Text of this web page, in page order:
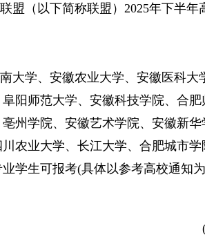
盟（以下简称联盟）2025年下半
大学、安徽农业大学、安徽医科
阳师范大学、安徽科技学院、合
州学院、安徽艺术学院、安徽新
农业大学、长江大学、合肥城市
学生可报考(具体以参考高校通知为